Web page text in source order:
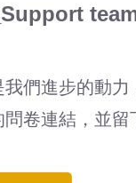
我們進步的動
卷連結，並留